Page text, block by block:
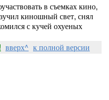
в съемках кино,
киношный свет, снял
с кучей охуеных
вверх^ к полной версии